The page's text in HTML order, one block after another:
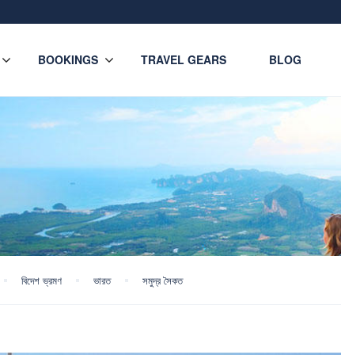
BOOKINGS TRAVEL GEARS BLOG
বিদেশ ভ্রমণ ভারত সমুদ্র সৈকত